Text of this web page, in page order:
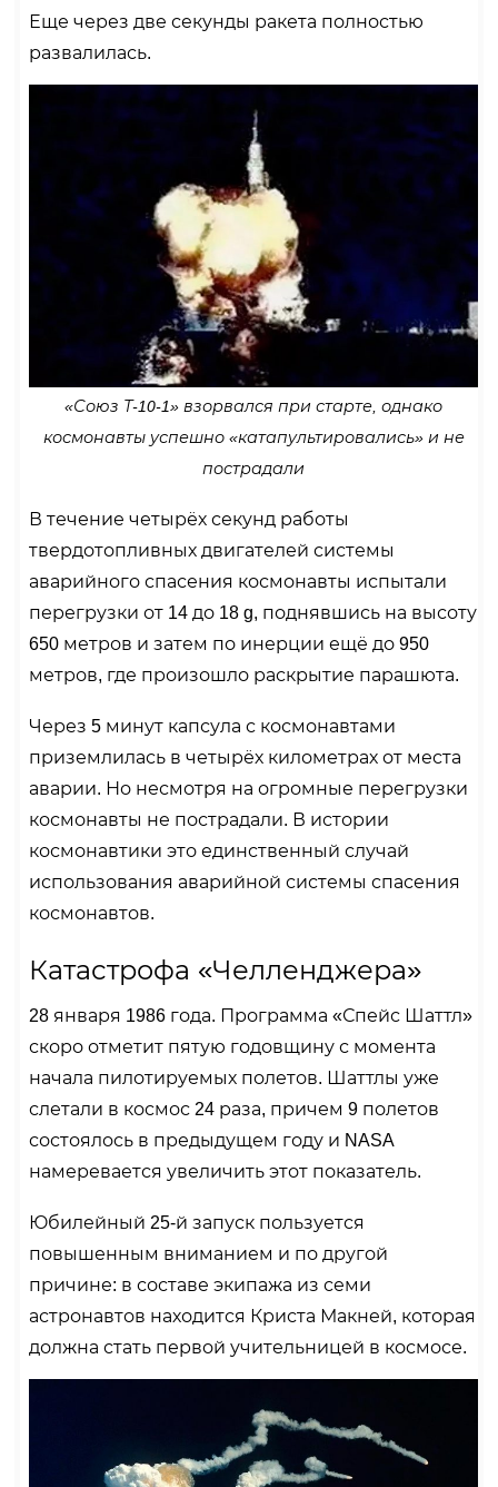
Еще через две секунды ракета полностью
развалилась.
«Союз Т-10-1» взорвался при старте, однако
космонавты успешно «катапультировались» и не
пострадали
В течение четырёх секунд работы
твердотопливных двигателей системы
аварийного спасения космонавты испытали
перегрузки от 14 до 18 g, поднявшись на высоту
650 метров и затем по инерции ещё до 950
метров, где произошло раскрытие парашюта.
Через 5 минут капсула с космонавтами
приземлилась в четырёх километрах от места
аварии. Но несмотря на огромные перегрузки
космонавты не пострадали. В истории
космонавтики это единственный случай
использования аварийной системы спасения
космонавтов.
Катастрофа «Челленджера»
28 января 1986 года. Программа «Спейс Шаттл»
скоро отметит пятую годовщину с момента
начала пилотируемых полетов. Шаттлы уже
слетали в космос 24 раза, причем 9 полетов
состоялось в предыдущем году и NASA
намеревается увеличить этот показатель.
Юбилейный 25-й запуск пользуется
повышенным вниманием и по другой
причине: в составе экипажа из семи
астронавтов находится Криста Макней, которая
должна стать первой учительницей в космосе.